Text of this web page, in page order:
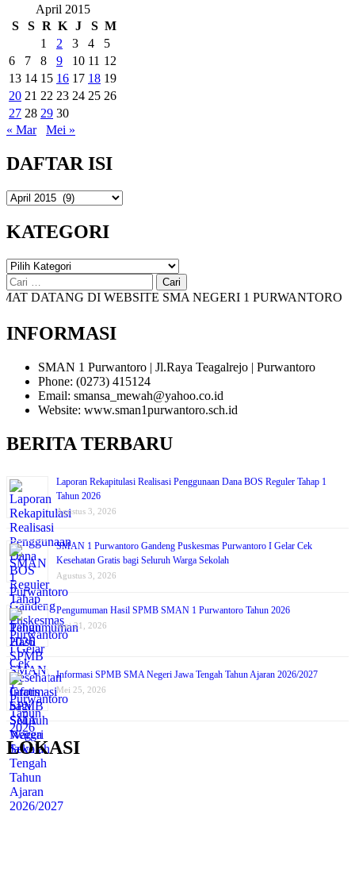
April 2015
S
S R K J S M
1
2 3 4
5
6
7 8 9 10 11 12
13 14 15 16 17 18 19
20 21 22 23 24 25 26
27 28 29 30
« Mar
Mei »
DAFTAR ISI
DAFTAR
KATEGORI
KATEGORI
Cari
untuk:
DATANG DI WEBSITE SMA NEGERI 1 PURWANTORO
INFORMASI
SMAN 1 Purwantoro | Jl.Raya Teagalrejo | Purwantoro
Phone: (0273) 415124
Email: smansa_mewah@yahoo.co.id
Website: www.sman1purwantoro.sch.id
BERITA TERBARU
Laporan Rekapitulasi Realisasi Penggunaan Dana BOS Reguler Tahap 1
Tahun 2026
Agustus 3, 2026
SMAN 1 Purwantoro Gandeng Puskesmas Purwantoro I Gelar Cek
Kesehatan Gratis bagi Seluruh Warga Sekolah
Agustus 3, 2026
Pengumuman Hasil SPMB SMAN 1 Purwantoro Tahun 2026
Juni 21, 2026
Informasi SPMB SMA Negeri Jawa Tengah Tahun Ajaran 2026/2027
Mei 25, 2026
LOKASI